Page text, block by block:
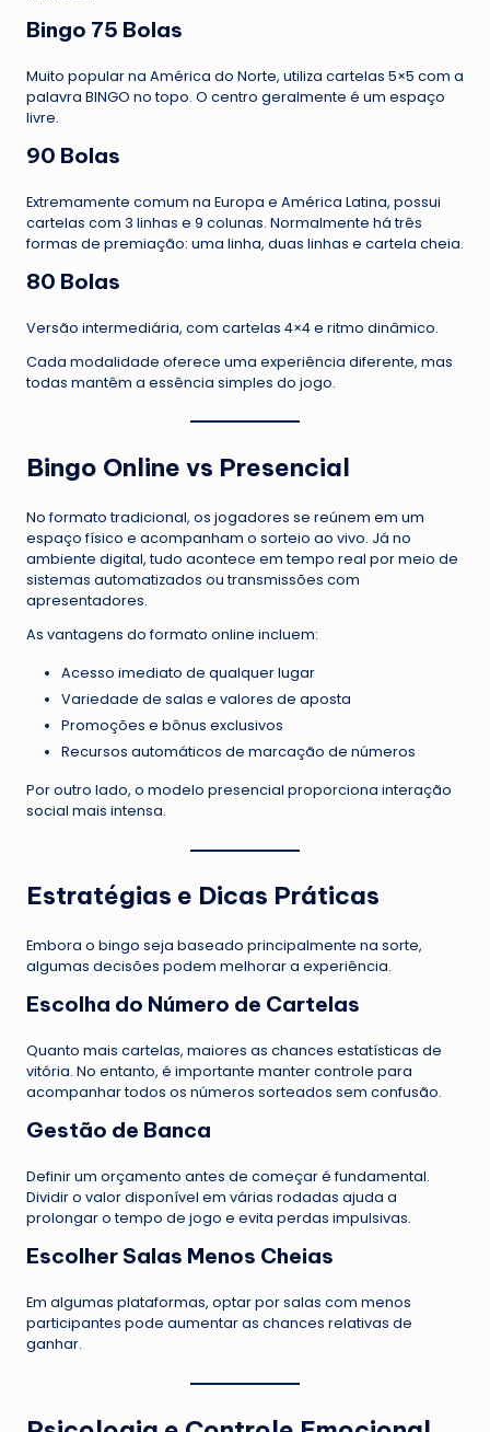
Bingo 75 Bolas
Muito popular na América do Norte, utiliza cartelas 5×5 com a
palavra BINGO no topo. O centro geralmente é um espaço
livre.
90 Bolas
Extremamente comum na Europa e América Latina, possui
cartelas com 3 linhas e 9 colunas. Normalmente há três
formas de premiação: uma linha, duas linhas e cartela cheia.
80 Bolas
Versão intermediária, com cartelas 4×4 e ritmo dinâmico.
Cada modalidade oferece uma experiência diferente, mas
todas mantêm a essência simples do jogo.
Bingo Online vs Presencial
No formato tradicional, os jogadores se reúnem em um
espaço físico e acompanham o sorteio ao vivo. Já no
ambiente digital, tudo acontece em tempo real por meio de
sistemas automatizados ou transmissões com
apresentadores.
As vantagens do formato online incluem:
Acesso imediato de qualquer lugar
Variedade de salas e valores de aposta
Promoções e bônus exclusivos
Recursos automáticos de marcação de números
Por outro lado, o modelo presencial proporciona interação
social mais intensa.
Estratégias e Dicas Práticas
Embora o bingo seja baseado principalmente na sorte,
algumas decisões podem melhorar a experiência.
Escolha do Número de Cartelas
Quanto mais cartelas, maiores as chances estatísticas de
vitória. No entanto, é importante manter controle para
acompanhar todos os números sorteados sem confusão.
Gestão de Banca
Definir um orçamento antes de começar é fundamental.
Dividir o valor disponível em várias rodadas ajuda a
prolongar o tempo de jogo e evita perdas impulsivas.
Escolher Salas Menos Cheias
Em algumas plataformas, optar por salas com menos
participantes pode aumentar as chances relativas de
ganhar.